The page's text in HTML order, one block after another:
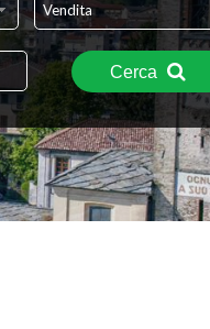
Vendita
Cerca